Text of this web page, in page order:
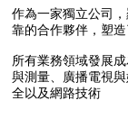
作為一家獨立公司
靠的合作夥伴，塑
所有業務領域發展
與測量、廣播電視
全以及網路技術